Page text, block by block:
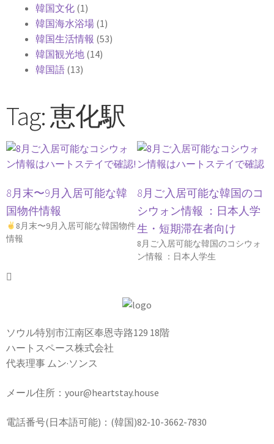
韓国文化 (1)
韓国海水浴場 (1)
韓国生活情報 (53)
韓国観光地 (14)
韓国語 (13)
Tag: 恵化駅
8月末〜9月入居可能な韓
国物件情報
8月末〜9月入居可能な韓国物件
情報
8月ご入居可能な韓国のコ
シウォン情報 ：日本人学
生・短期滞在者向け
8月ご入居可能な韓国のコシウォ
ン情報 ：日本人学生
ソウル特別市江南区奉恩寺路129 18階
ハートスペース株式会社
代表理事 ムン·ソンス
メール住所：your@heartstay.house
電話番号(日本語可能)：(韓国)82-10-3662-7830